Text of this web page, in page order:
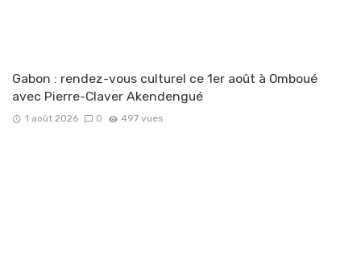
Gabon : rendez-vous culturel ce 1er août à Omboué
avec Pierre-Claver Akendengué
1 août 2026 0 497 vues